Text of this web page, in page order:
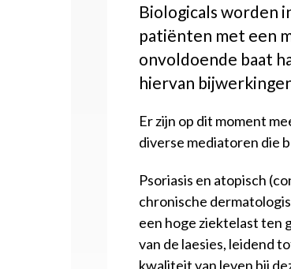
Biologicals worden
patiënten met een
onvoldoende baat
hiervan
Er zijn op dit moment
diverse mediatoren die
Psoriasis en atopisch
chronische
een hoge ziektelast ten
van de laesies, leidend
kwaliteit van leven bij